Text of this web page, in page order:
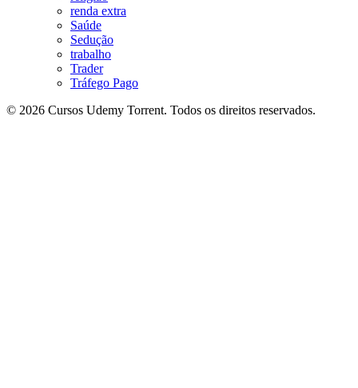
renda extra
Saúde
Sedução
trabalho
Trader
Tráfego Pago
© 2026 Cursos Udemy Torrent. Todos os direitos reservados.